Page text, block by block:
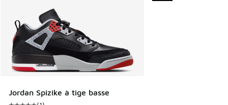
Jordan Spizike à tige basse